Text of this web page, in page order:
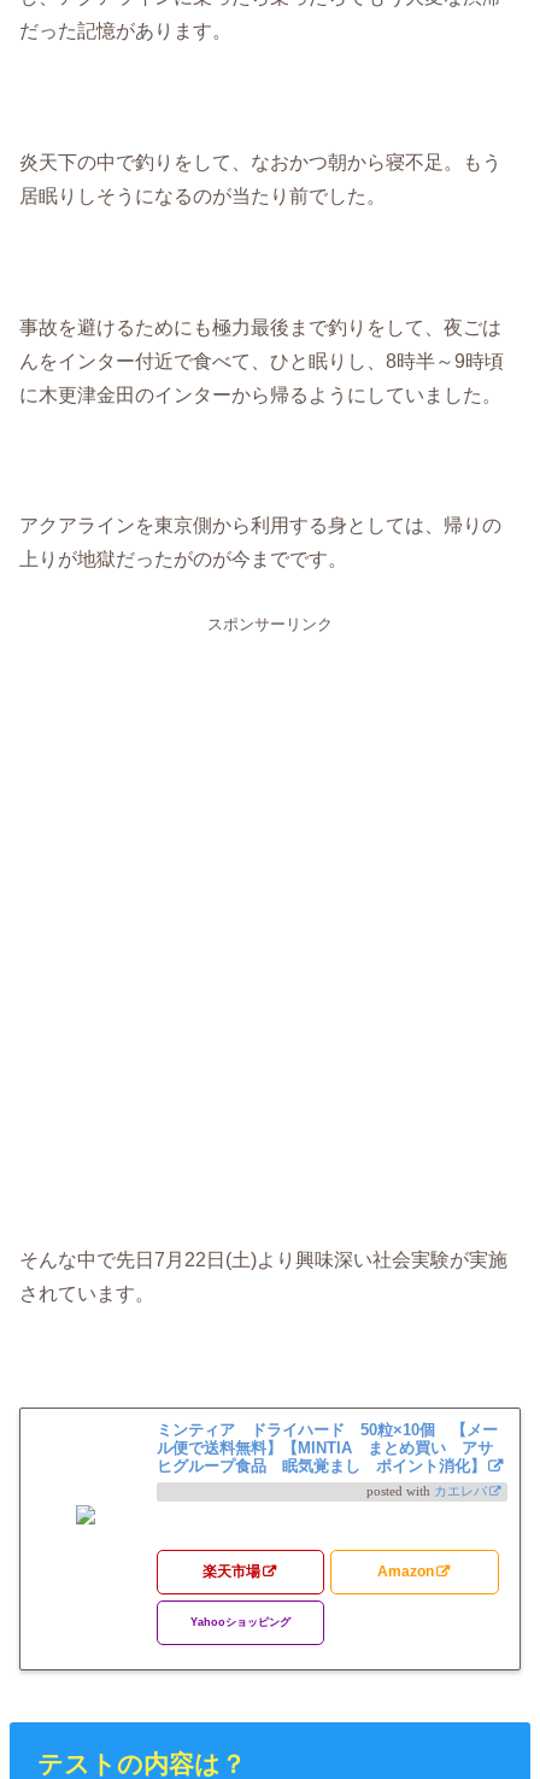
だった記憶があります。
炎天下の中で釣りをして、なおかつ朝から寝不足。もう
居眠りしそうになるのが当たり前でした。
事故を避けるためにも極力最後まで釣りをして、夜ごは
んをインター付近で食べて、ひと眠りし、8時半～9時頃
に木更津金田のインターから帰るようにしていました。
アクアラインを東京側から利用する身としては、帰りの
上りが地獄だったがのが今までです。
スポンサーリンク
そんな中で先日7月22日(土)より興味深い社会実験が実施
されています。
ミンティア ドライハード 50粒×10個 【メー
ル便で送料無料】【MINTIA まとめ買い アサ
ヒグループ食品 眠気覚まし ポイント消化】
posted with カエレバ
楽天市場 Amazon
Yahooショッピング
テストの内容は？